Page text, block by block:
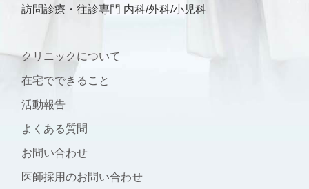
訪問診療・往診専門 内科/外科/小児科
クリニックについて
在宅でできること
活動報告
よくある質問
お問い合わせ
医師採用のお問い合わせ